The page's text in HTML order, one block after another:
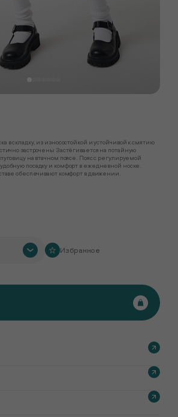
в складку, из износостойкой и устойчивой к смятию
застрочены Застёгивается на потайную
на втачном поясе. Пояс с регулируемой
посадку и комфорт в ежедневной носке.
обеспечивают комфорт в движении.
Избранное